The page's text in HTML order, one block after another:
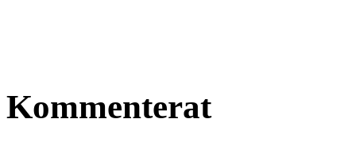
Kommenterat